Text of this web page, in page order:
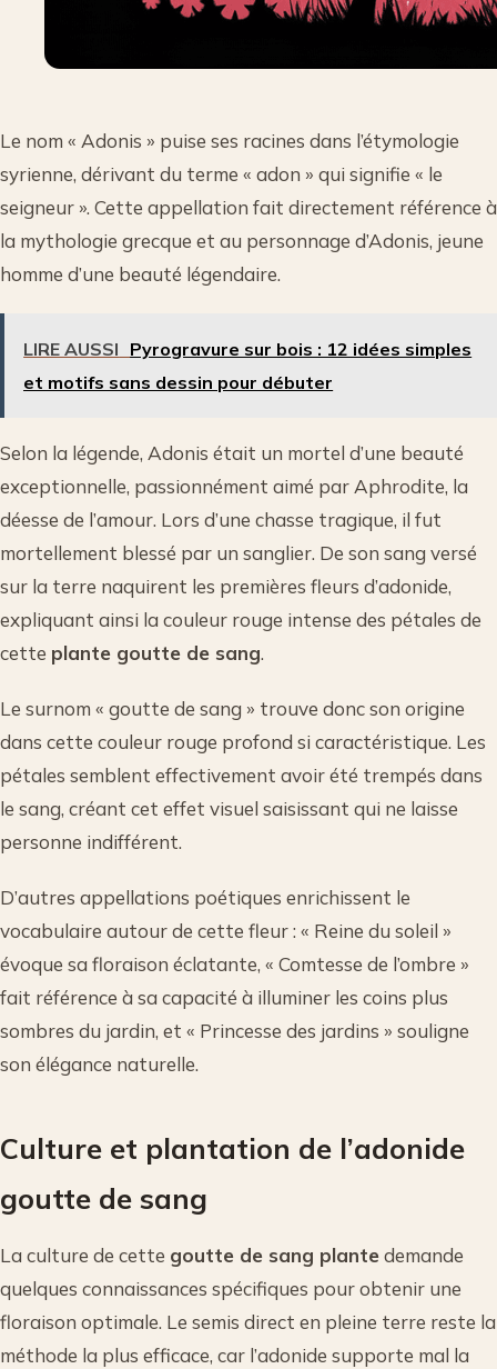
Le nom « Adonis » puise ses racines dans l’étymologie
syrienne, dérivant du terme « adon » qui signifie « le
seigneur ». Cette appellation fait directement référence à
la mythologie grecque et au personnage d’Adonis, jeune
homme d’une beauté légendaire.
LIRE AUSSI Pyrogravure sur bois : 12 idées simples
et motifs sans dessin pour débuter
Selon la légende, Adonis était un mortel d’une beauté
exceptionnelle, passionnément aimé par Aphrodite, la
déesse de l’amour. Lors d’une chasse tragique, il fut
mortellement blessé par un sanglier. De son sang versé
sur la terre naquirent les premières fleurs d’adonide,
expliquant ainsi la couleur rouge intense des pétales de
cette plante goutte de sang.
Le surnom « goutte de sang » trouve donc son origine
dans cette couleur rouge profond si caractéristique. Les
pétales semblent effectivement avoir été trempés dans
le sang, créant cet effet visuel saisissant qui ne laisse
personne indifférent.
D’autres appellations poétiques enrichissent le
vocabulaire autour de cette fleur : « Reine du soleil »
évoque sa floraison éclatante, « Comtesse de l’ombre »
fait référence à sa capacité à illuminer les coins plus
sombres du jardin, et « Princesse des jardins » souligne
son élégance naturelle.
Culture et plantation de l’adonide
goutte de sang
La culture de cette goutte de sang plantedemande
quelques connaissances spécifiques pour obtenir une
floraison optimale. Le semis direct en pleine terre reste la
méthode la plus efficace, car l’adonide supporte mal la